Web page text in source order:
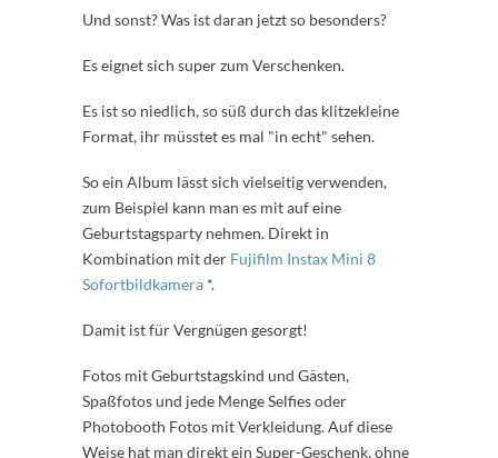
Und sonst? Was ist daran jetzt so besonders?
Es eignet sich super zum Verschenken.
Es ist so niedlich, so süß durch das klitzekleine
Format, ihr müsstet es mal "in echt" sehen.
So ein Album lässt sich vielseitig verwenden,
zum Beispiel kann man es mit auf eine
Geburtstagsparty nehmen. Direkt in
Kombination mit der Fujifilm Instax Mini 8
Sofortbildkamera *.
Damit ist für Vergnügen gesorgt!
Fotos mit Geburtstagskind und Gästen,
Spaßfotos und jede Menge Selfies oder
Photobooth Fotos mit Verkleidung. Auf diese
Weise hat man direkt ein Super-Geschenk, ohne